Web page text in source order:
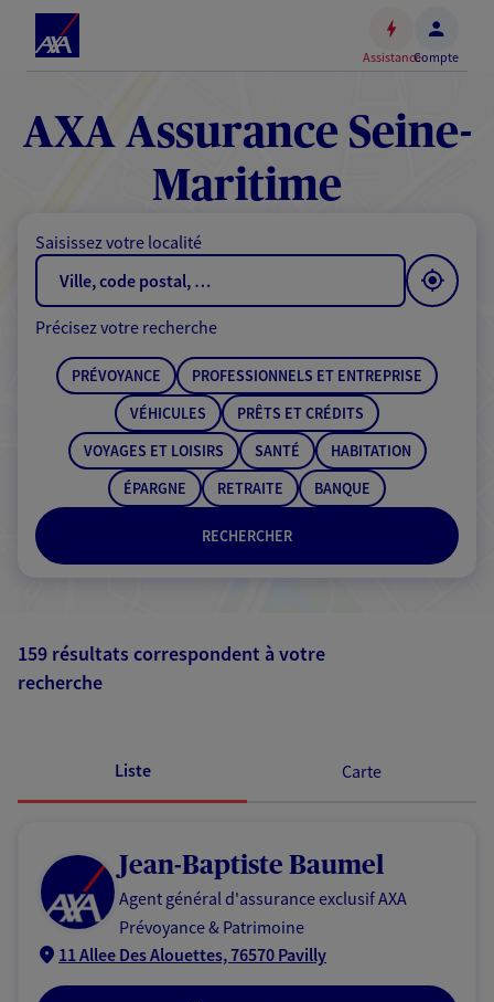
Accéder
contenu
principal
Accéder
au
de
AssistanceCompte
AXA Assurance Seine-
Maritime
Saisissez votre localité
RECHERCHER
Précisez votre recherche
PRÉVOYANCE
PROFESSIONNELS ET ENTREPRISE
VÉHICULES
PRÊTS ET CRÉDITS
VOYAGES ET LOISIRS
SANTÉ
HABITATION
ÉPARGNE
RETRAITE BANQUE
159 résultats correspondent à votre
recherche
Liste Carte
Jean-Baptiste Baumel
Agent général d'assurance exclusif AXA
Prévoyance & Patrimoine
11 Allee Des Alouettes, 76570 Pavilly